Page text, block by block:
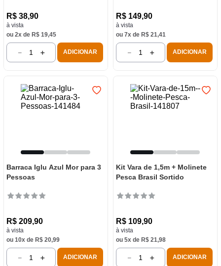
R$ 38,90
à vista
ou 2x de R$ 19,45
＋
－ ADICIONAR
R$ 149,90
à vista
ou 7x de R$ 21,41
＋
－ ADICIONAR
Barraca Iglu Azul Mor para 3
Pessoas
R$ 209,90
à vista
ou 10x de R$ 20,99
＋
－ ADICIONAR
Kit Vara de 1,5m + Molinete
Pesca Brasil Sortido
R$ 109,90
à vista
ou 5x de R$ 21,98
＋
－ ADICIONAR